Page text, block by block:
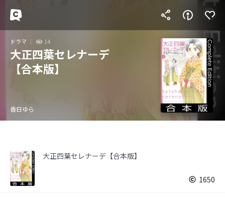
ドラマ 14
大正四葉セレナーデ
【合本版】
香日ゆら
大正四葉セレナーデ【合本版】
1650